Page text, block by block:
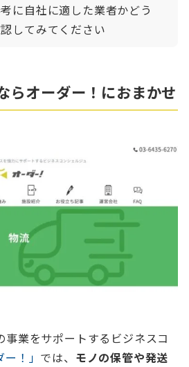
に自社に適した業者かどう
してみてください
らオーダー！におまかせ
事業をサポートするビジネスコ
ー！」 では、 モノの保管や発送